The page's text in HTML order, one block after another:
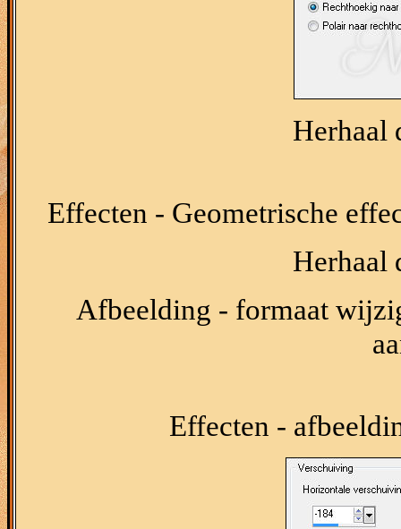
Herhaal
Effecten - Geometrische
Herhaal
Afbeelding - formaat
Effecten -